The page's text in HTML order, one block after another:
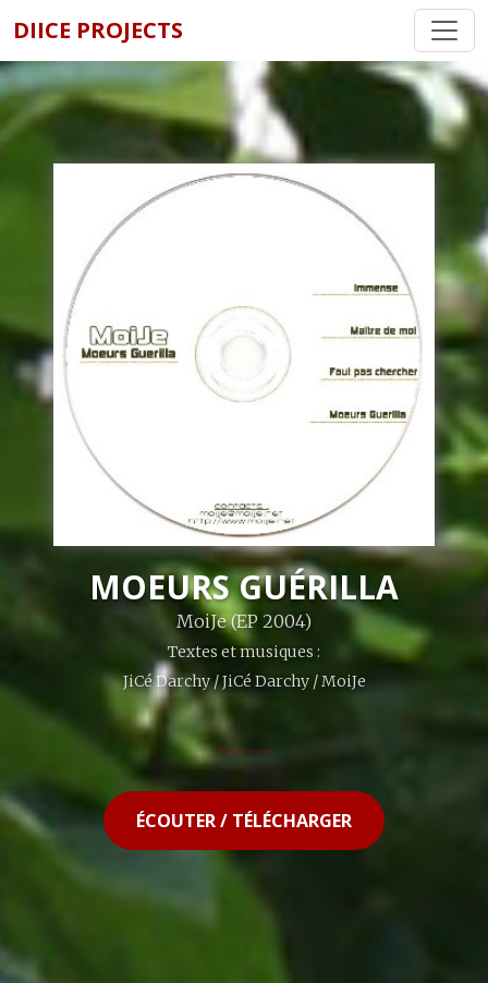
DIICE PROJECTS
MOEURS GUÉRILLA
MoiJe (EP 2004)
Textes et musiques :
JiCé Darchy / JiCé Darchy / MoiJe
ÉCOUTER / TÉLÉCHARGER